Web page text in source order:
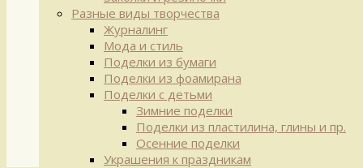
Разные виды творчества
Журналинг
Мода и стиль
Поделки из бумаги
Поделки из фоамирана
Поделки с детьми
Зимние поделки
Поделки из пластилина, глины и пр.
Осенние поделки
Украшения к праздникам